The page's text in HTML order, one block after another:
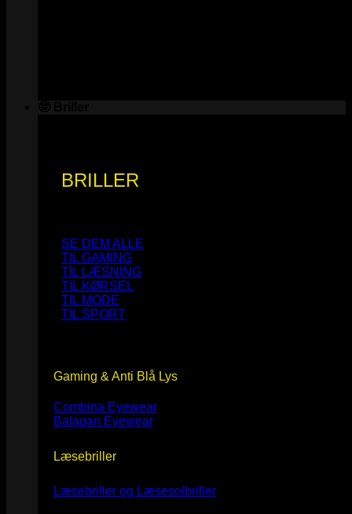
BRILLER
SE DEM ALLE
TIL GAMING
TIL LÆSNING
TIL KØRSEL
TIL MODE
TIL SPORT
Gaming & Anti Blå Lys
Combina Eyewear
Balagan Eyewear
Læsebriller
Læsebriller og Læsesolbriller